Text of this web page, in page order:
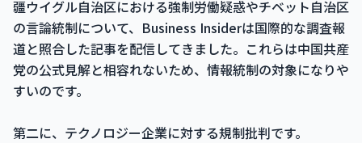
疆ウイグル自治区における強制労働疑惑やチベット自治区
の言論統制について、Business Insiderは国際的な調査報
道と照合した記事を配信してきました。これらは中国共産
党の公式見解と相容れないため、情報統制の対象になりや
すいのです。
第二に、テクノロジー企業に対する規制批判です。